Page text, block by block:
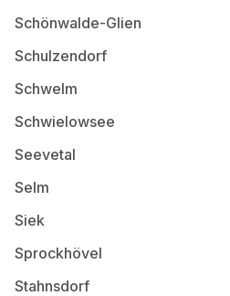
Schönwalde-Glien
Schulzendorf
Schwelm
Schwielowsee
Seevetal
Selm
Siek
Sprockhövel
Stahnsdorf